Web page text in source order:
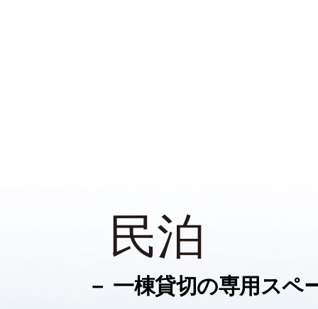
民泊
－ 一棟貸切の専用スペ